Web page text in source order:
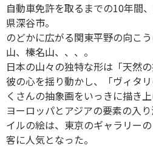
自動車免許を取るまでの10年間
県深谷市。
のどかに広がる関東平野の向こ
山、榛名山、、、。
日本の山々の独特な形は「天然
彼の心を揺り動かし、「ヴィタ
くさんの抽象画をいっきに描き上
ヨーロッパとアジアの要素の入
イルの絵は、東京のギャラリー
客に人気となった。